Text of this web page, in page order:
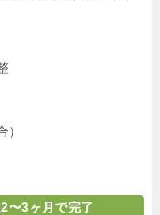
）
〜3ヶ月で完了